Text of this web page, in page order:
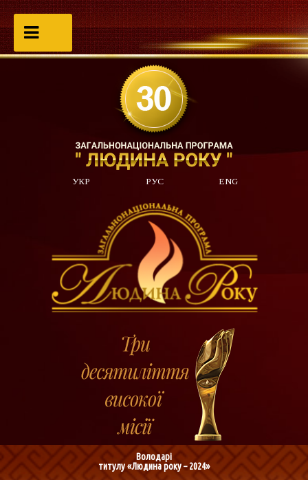
УКР РУС ENG
Володарі
титулу «Людина року – 2024»